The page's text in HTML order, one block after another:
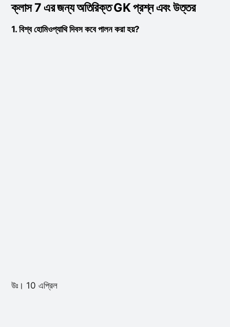
ক্লাস 7 এর জন্য অতিরিক্ত GK প্রশ্ন এবং উত্তর
1. বিশ্ব হোমিওপ্যাথি দিবস কবে পালন করা হয়?
উঃ। 10 এপ্রিল